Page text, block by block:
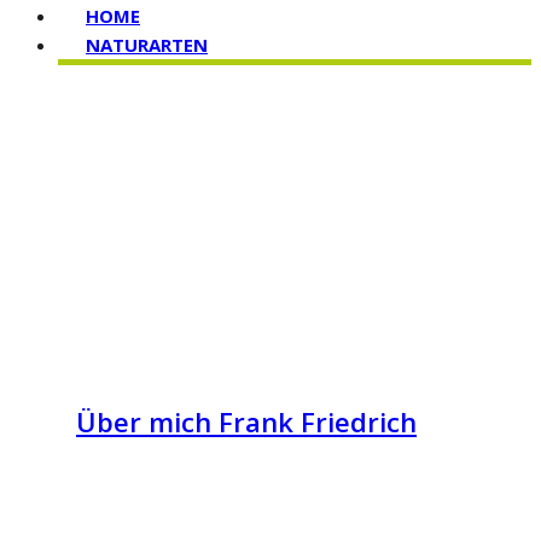
HOME
NATURARTEN
Über mich Frank Friedrich